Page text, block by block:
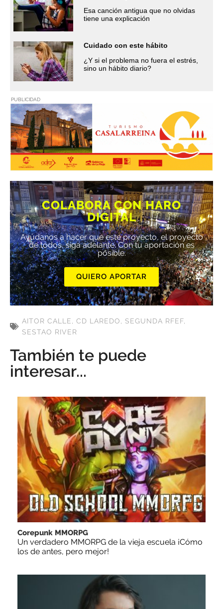
Esa canción antigua que no olvidas
tiene una explicación
Cuidado con este hábito
¿Y si el problema no fuera el estrés,
sino un hábito diario?
PUBLICIDAD
COLABORA CON HARO
DIGITAL
Ayúdanos a hacer que este proyecto, el proyecto
de todos, siga adelante. Con tu aportación es
posible.
QUIERO APORTAR
AITOR CALLE, CD LAREDO, SEGUNDA RFEF,
SESTAO RIVER
También te puede
interesar...
Corepunk MMORPG
Un verdadero MMORPG de la vieja escuela ¡Cómo
los de antes, pero mejor!